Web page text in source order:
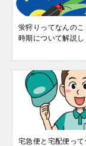
蛍狩りってなんのこ
時期について解説し
宅急便と宅配便って